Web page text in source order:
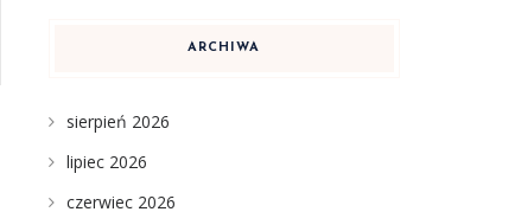
ARCHIWA
sierpień 2026
lipiec 2026
czerwiec 2026